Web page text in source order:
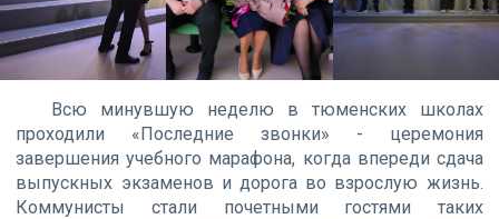
Всю минувшую неделю в тюменских школах
проходили «Последние звонки» - церемония
завершения учебного марафона, когда впереди сдача
выпускных экзаменов и дорога во взрослую жизнь.
Коммунисты стали почетными гостями таких